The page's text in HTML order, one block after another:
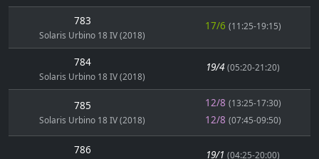
783
Solaris Urbino 18 IV (2018)
17/6 (11:25-19:15)
784
Solaris Urbino 18 IV (2018)
19/4 (05:20-21:20)
785
Solaris Urbino 18 IV (2018)
12/8 (13:25-17:30)
12/8 (07:45-09:50)
786 19/1 (04:25-20:00)